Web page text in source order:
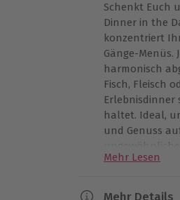
Schenkt Euch
Dinner in the
konzentriert
Gänge-Menüs.
harmonisch
Fisch, Fleisch
Erlebnisdinner
haltet. Ideal,
und Genuss
Mehr Lesen
Mehr Details